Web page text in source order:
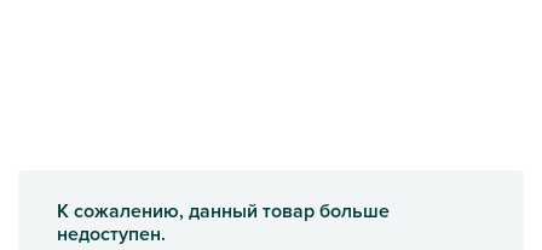
К сожалению, данный товар больше
недоступен.